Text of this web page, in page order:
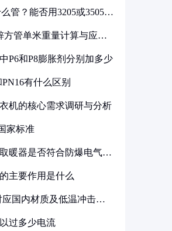
管？能否用3205或3505代
方管单米重量计算与应用
P6和P8膨胀剂分别加多少
有什么区别
机的核心需求调研与分析
家标准
暖器是否符合防爆电气设
主要作用是什么
应国内材质及低温冲击要
过多少电流